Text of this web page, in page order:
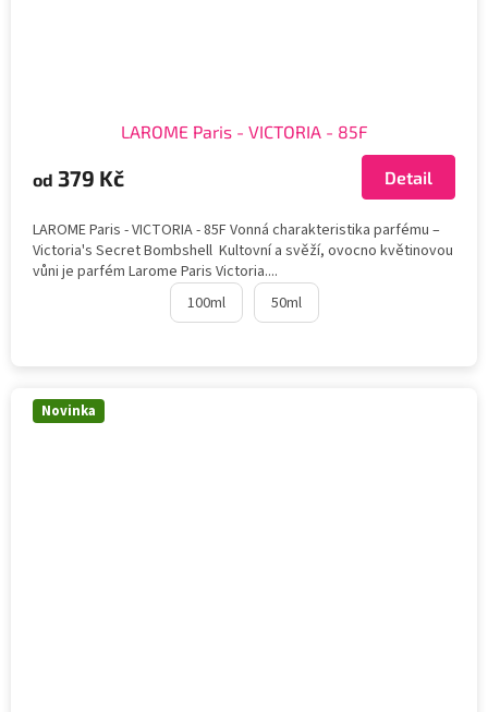
LAROME Paris - VICTORIA - 85F
od 379 Kč Detail
LAROME Paris - VICTORIA - 85F Vonná charakteristika parfému –
Victoria's Secret Bombshell Kultovní a svěží, ovocno květinovou
vůni je parfém Larome Paris Victoria....
100ml
50ml
Novinka